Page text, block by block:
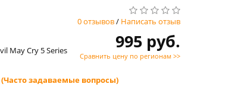
0 отзывов/ Написать отзыв
May Cry 5 Series
995 руб.
Сравнить цену по регионам >>
задаваемые вопросы)